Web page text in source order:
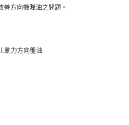
該用戶之使用額度並採取法律行動。
善方向機漏油之問題。
動力方向盤油